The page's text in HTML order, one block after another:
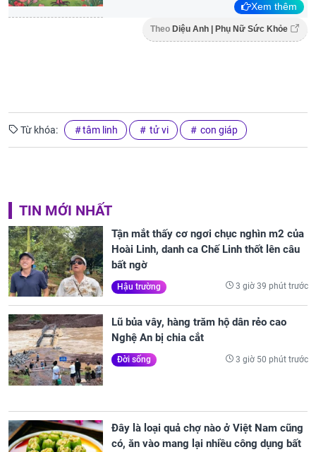
Xem thêm
Theo Diệu Anh | Phụ Nữ Sức Khỏe
Từ khóa: tâm linh tử vi con giáp
TIN MỚI NHẤT
Tận mắt thấy cơ ngơi chục nghìn m2 của
Hoài Linh, danh ca Chế Linh thốt lên câu
bất ngờ
Hậu trường 3 giờ 39 phút trước
Lũ bủa vây, hàng trăm hộ dân rẻo cao
Nghệ An bị chia cắt
Đời sống 3 giờ 50 phút trước
Đây là loại quả chợ nào ở Việt Nam cũng
có, ăn vào mang lại nhiều công dụng bất